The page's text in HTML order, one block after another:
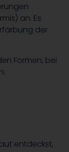
an. Es
der
Formen, bei
entdeckst,